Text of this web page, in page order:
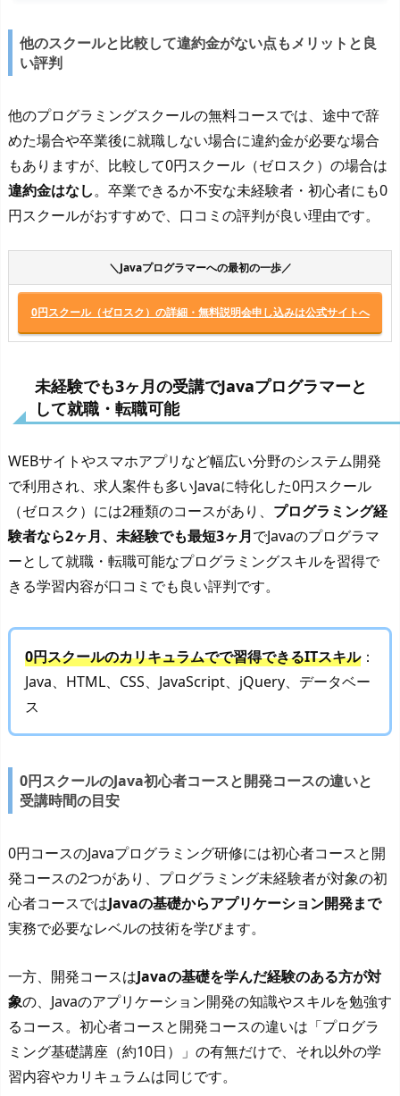
他のスクールと比較して違約金がない点もメリットと良
い評判
他のプログラミングスクールの無料コースでは、途中で辞
めた場合や卒業後に就職しない場合に違約金が必要な場合
もありますが、比較して0円スクール（ゼロスク）の場合は
違約金はなし。卒業できるか不安な未経験者・初心者にも0
円スクールがおすすめで、口コミの評判が良い理由です。
＼Javaプログラマーへの最初の一歩／
0円スクール（ゼロスク）の詳細・無料説明会申し込みは公式サイトへ
未経験でも3ヶ月の受講でJavaプログラマーと
して就職・転職可能
WEBサイトやスマホアプリなど幅広い分野のシステム開発
で利用され、求人案件も多いJavaに特化した0円スクール
（ゼロスク）には2種類のコースがあり、 プログラミング経
験者なら2ヶ月、未経験でも最短3ヶ月でJavaのプログラマ
ーとして就職・転職可能なプログラミングスキルを習得で
きる学習内容が口コミでも良い評判です。
0円スクールのカリキュラムでで習得できるITスキル：
Java、HTML、CSS、JavaScript、jQuery、データベー
ス
0円スクールのJava初心者コースと開発コースの違いと
受講時間の目安
0円コースのJavaプログラミング研修には初心者コースと開
発コースの2つがあり、プログラミング未経験者が対象の初
心者コースではJavaの基礎からアプリケーション開発まで
実務で必要なレベルの技術を学びます。
一方、開発コースはJavaの基礎を学んだ経験のある方が対
象の、Javaのアプリケーション開発の知識やスキルを勉強す
るコース。初心者コースと開発コースの違いは「プログラ
ミング基礎講座（約10日）」の有無だけで、それ以外の学
習内容やカリキュラムは同じです。